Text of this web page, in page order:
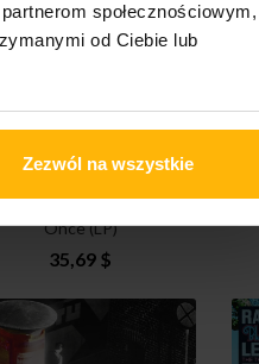
społecznościowym,
od Ciebie lub
Zezwól na wszystkie
Once (LP)
35,69 $